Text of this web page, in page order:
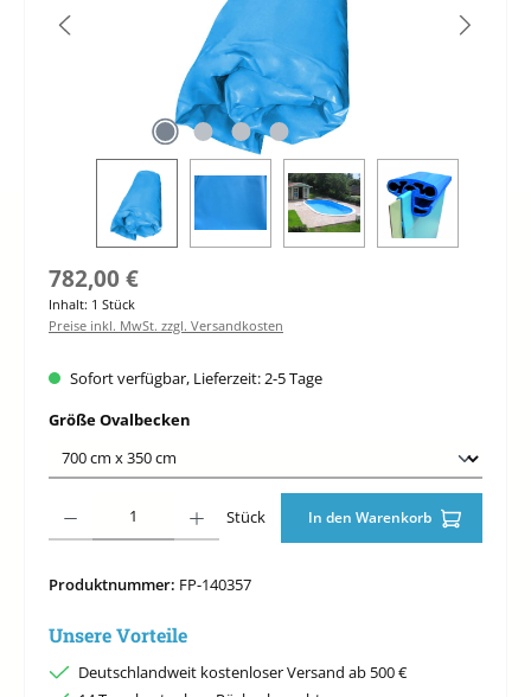
Regulärer Preis:
782,00 €
Inhalt: 1 Stück
Preise inkl. MwSt. zzgl. Versandkosten
Sofort verfügbar, Lieferzeit: 2-5 Tage
Größe Ovalbecken
Stück In den Warenkorb
Produktnummer: FP-140357
Unsere Vorteile
Deutschlandweit kostenloser Versand ab 500 €